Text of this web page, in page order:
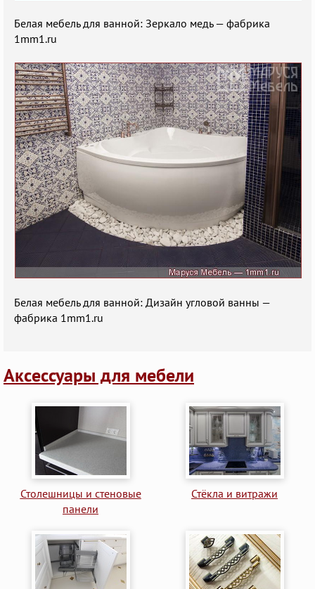
Белая мебель для ванной: Зеркало медь — фабрика
1mm1.ru
Белая мебель для ванной: Дизайн угловой ванны —
фабрика 1mm1.ru
Аксессуары для мебели
Столешницы и стеновые
панели
Стёкла и витражи